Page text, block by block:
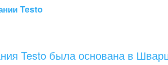
Testo
Testo была основана в